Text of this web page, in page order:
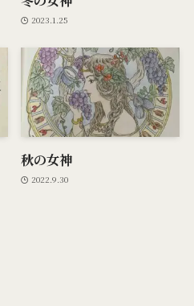
2023.1.25
秋の女神
2022.9.30